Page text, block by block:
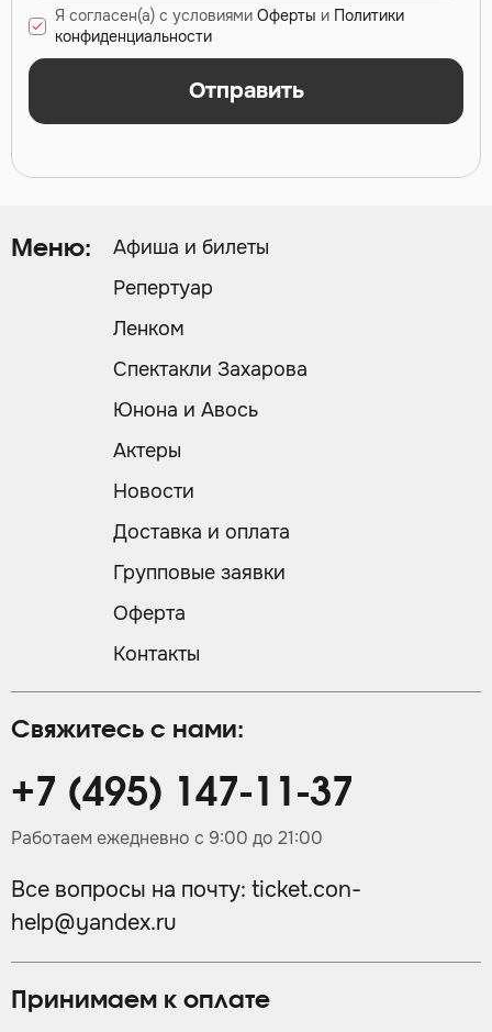
Я согласен(а) с условиями Оферты и Политики
конфиденциальности
Отправить
Принимаем к оплате
Свяжитесь с нами:
+7 (495) 147-11-37
Работаем ежедневно с 9:00 до 21:00
Все вопросы на почту: ticket.con-
help@yandex.ru
Меню:
Афиша и билеты
Репертуар
Ленком
Спектакли Захарова
Юнона и Авось
Актеры
Новости
Доставка и оплата
Групповые заявки
Оферта
Контакты